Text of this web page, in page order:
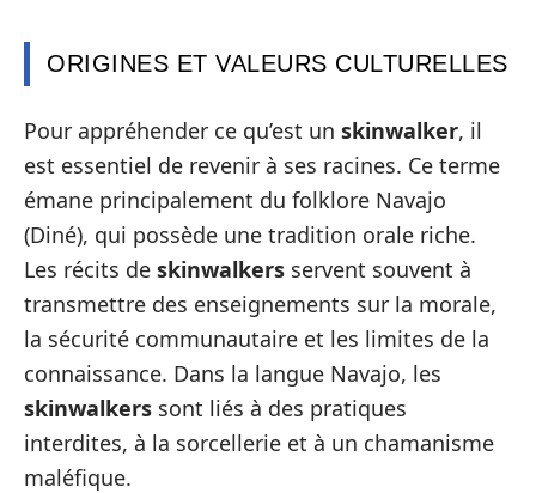
ORIGINES ET VALEURS CULTURELLES
Pour appréhender ce qu’est un skinwalker, il
est essentiel de revenir à ses racines. Ce terme
émane principalement du folklore Navajo
(Diné), qui possède une tradition orale riche.
Les récits de skinwalkers servent souvent à
transmettre des enseignements sur la morale,
la sécurité communautaire et les limites de la
connaissance. Dans la langue Navajo, les
skinwalkers sont liés à des pratiques
interdites, à la sorcellerie et à un chamanisme
maléfique.